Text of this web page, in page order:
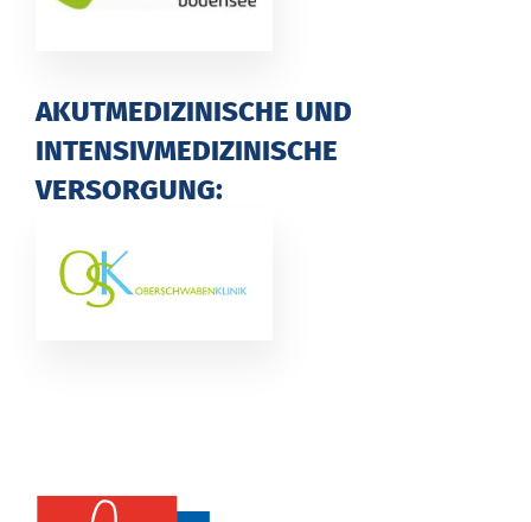
AKUTMEDIZINISCHE UND
INTENSIVMEDIZINISCHE
VERSORGUNG: